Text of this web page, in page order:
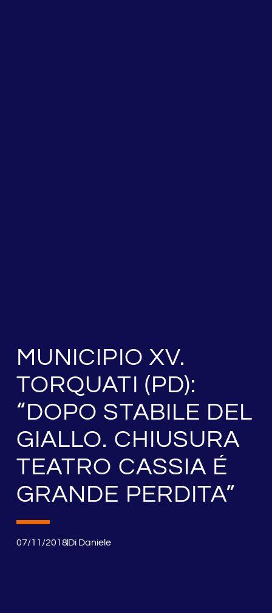
MUNICIPIO XV.
TORQUATI (PD):
“DOPO STABILE DEL
GIALLO. CHIUSURA
TEATRO CASSIA É
GRANDE PERDITA”
07/11/2018DiDaniele